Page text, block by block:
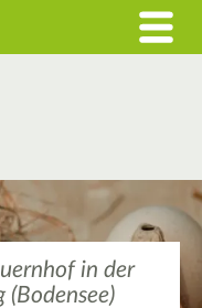
in der
(Bodensee)